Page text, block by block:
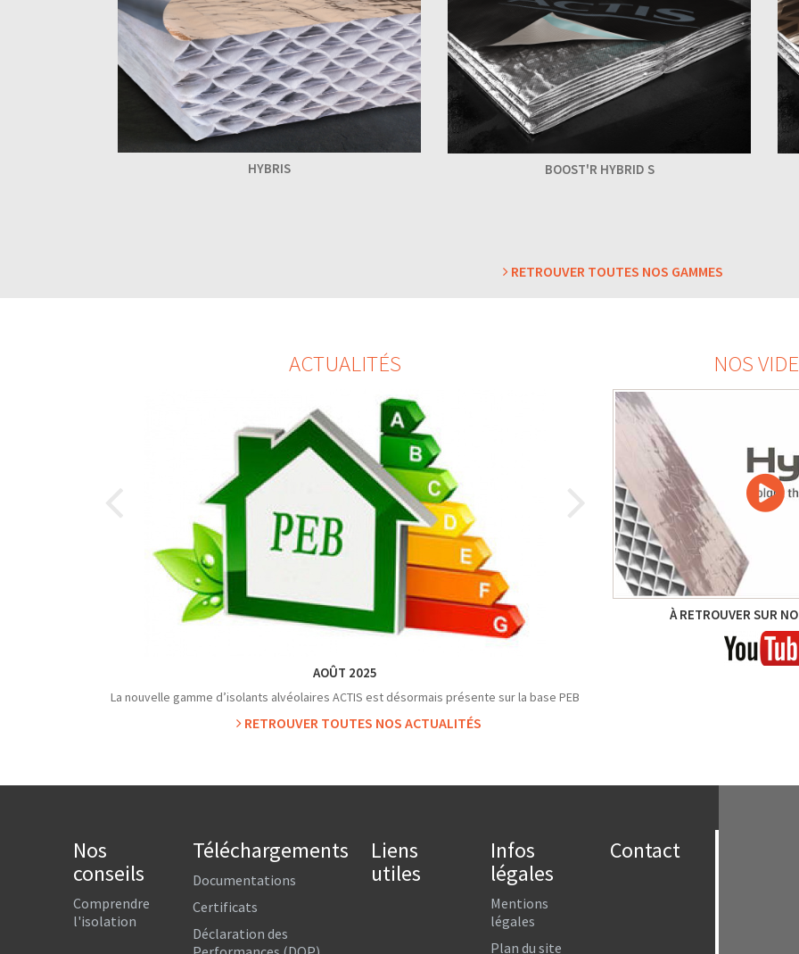
HYBRIS BOOST'R HYBRID S
RETROUVER TOUTES NOS GAMMES
ACTUALITÉS
AOÛT 2025
La nouvelle gamme d’isolants alvéolaires ACTIS est désormais présente sur la base PEB
RETROUVER TOUTES NOS ACTUALITÉS
NOS
À RETROUVER SUR
Nos
conseils
Comprendre
l'isolation
Téléchargements
Documentations
Certificats
Déclaration des
Liens
utiles
Infos
légales
Mentions
légales
Plan du site
Contact